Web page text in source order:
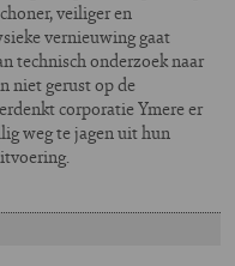
veiliger en
vernieuwing gaat
technisch onderzoek naar
niet gerust op de
corporatie Ymere er
weg te jagen uit hun